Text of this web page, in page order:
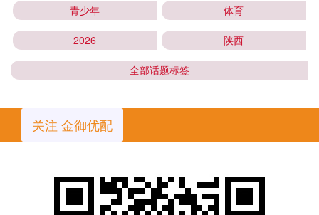
青少年 体育
2026 陕西
全部话题标签
关注 金御优配